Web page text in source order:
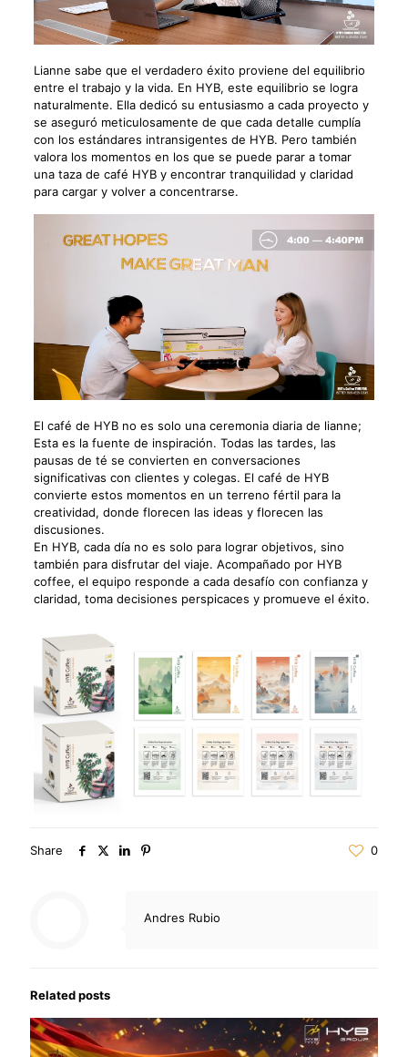
Lianne sabe que el verdadero éxito proviene del equilibrio
entre el trabajo y la vida. En HYB, este equilibrio se logra
naturalmente. Ella dedicó su entusiasmo a cada proyecto y
se aseguró meticulosamente de que cada detalle cumplía
con los estándares intransigentes de HYB. Pero también
valora los momentos en los que se puede parar a tomar
una taza de café HYB y encontrar tranquilidad y claridad
para cargar y volver a concentrarse.
El café de HYB no es solo una ceremonia diaria de lianne;
Esta es la fuente de inspiración. Todas las tardes, las
pausas de té se convierten en conversaciones
significativas con clientes y colegas. El café de HYB
convierte estos momentos en un terreno fértil para la
creatividad, donde florecen las ideas y florecen las
discusiones.
En HYB, cada día no es solo para lograr objetivos, sino
también para disfrutar del viaje. Acompañado por HYB
coffee, el equipo responde a cada desafío con confianza y
claridad, toma decisiones perspicaces y promueve el éxito.
Share 0
Andres Rubio
Related posts